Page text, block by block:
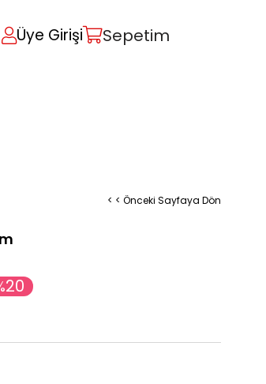
Üye Girişi Sepetim
< < Önceki Sayfaya Dön
20